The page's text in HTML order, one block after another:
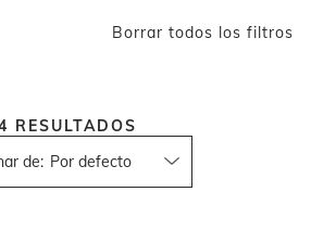
Borrar todos los filtros
de:
RESULTADOS